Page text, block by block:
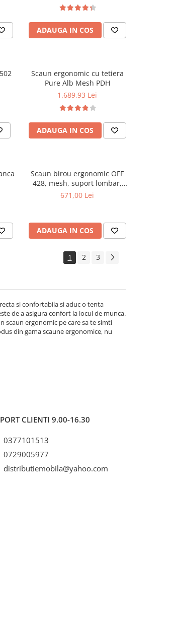
ADAUGA IN COS
Scaun ergonomic cu tetiera
Pure Alb Mesh PDH
1.689,93 Lei
ADAUGA IN COS
Scaun birou ergonomic OFF
428, mesh, suport lombar,
tetiera, mecanism multiblock,
671,00 Lei
ADAUGA IN COS
1 2 3
si confortabila si aduc o tenta
de a asigura confort la locul de munca.
scaun ergonomic pe care sa te simti
din gama scaune ergonomice, nu
CLIENTI 9.00-16.30
0377101513
0729005977
distributiemobila@yahoo.com